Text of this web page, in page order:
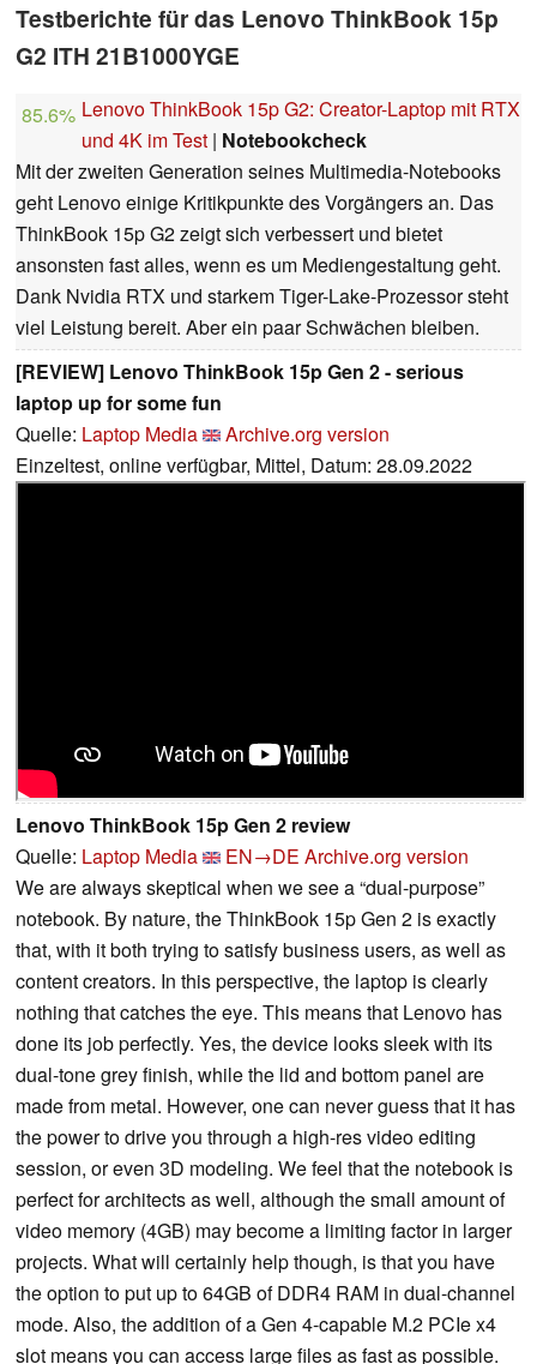
Testberichte für das Lenovo ThinkBook 15p
G2 ITH 21B1000YGE
85.6% Lenovo ThinkBook 15p G2: Creator-Laptop mit RTX
und 4K im Test | Notebookcheck
Mit der zweiten Generation seines Multimedia-Notebooks
geht Lenovo einige Kritikpunkte des Vorgängers an. Das
ThinkBook 15p G2 zeigt sich verbessert und bietet
ansonsten fast alles, wenn es um Mediengestaltung geht.
Dank Nvidia RTX und starkem Tiger-Lake-Prozessor steht
viel Leistung bereit. Aber ein paar Schwächen bleiben.
[REVIEW] Lenovo ThinkBook 15p Gen 2 - serious
laptop up for some fun
Quelle: Laptop Media
Archive.org version
Einzeltest, online verfügbar, Mittel, Datum: 28.09.2022
Lenovo ThinkBook 15p Gen 2 review
Quelle: Laptop Media EN→DE Archive.org version
We are always skeptical when we see a “dual-purpose”
notebook. By nature, the ThinkBook 15p Gen 2 is exactly
that, with it both trying to satisfy business users, as well as
content creators. In this perspective, the laptop is clearly
nothing that catches the eye. This means that Lenovo has
done its job perfectly. Yes, the device looks sleek with its
dual-tone grey finish, while the lid and bottom panel are
made from metal. However, one can never guess that it has
the power to drive you through a high-res video editing
session, or even 3D modeling. We feel that the notebook is
perfect for architects as well, although the small amount of
video memory (4GB) may become a limiting factor in larger
projects. What will certainly help though, is that you have
the option to put up to 64GB of DDR4 RAM in dual-channel
mode. Also, the addition of a Gen 4-capable M.2 PCIe x4
slot means you can access large files as fast as possible.